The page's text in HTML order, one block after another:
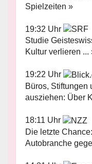
Spielzeiten »
19:32 Uhr
Studie
Kultur verlieren ...
19:22 Uhr
Büros, Stiftungen
ausziehen: Über
18:11 Uhr
Die letzte
Autobranche